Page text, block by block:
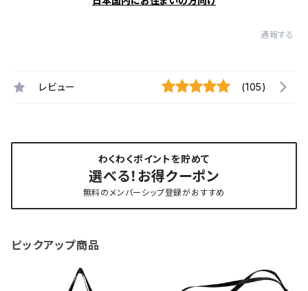
通報する
レビュー (105)
わくわくポイントを貯めて
選べる！お得クーポン
無料のメンバーシップ登録がおすすめ
ピックアップ商品